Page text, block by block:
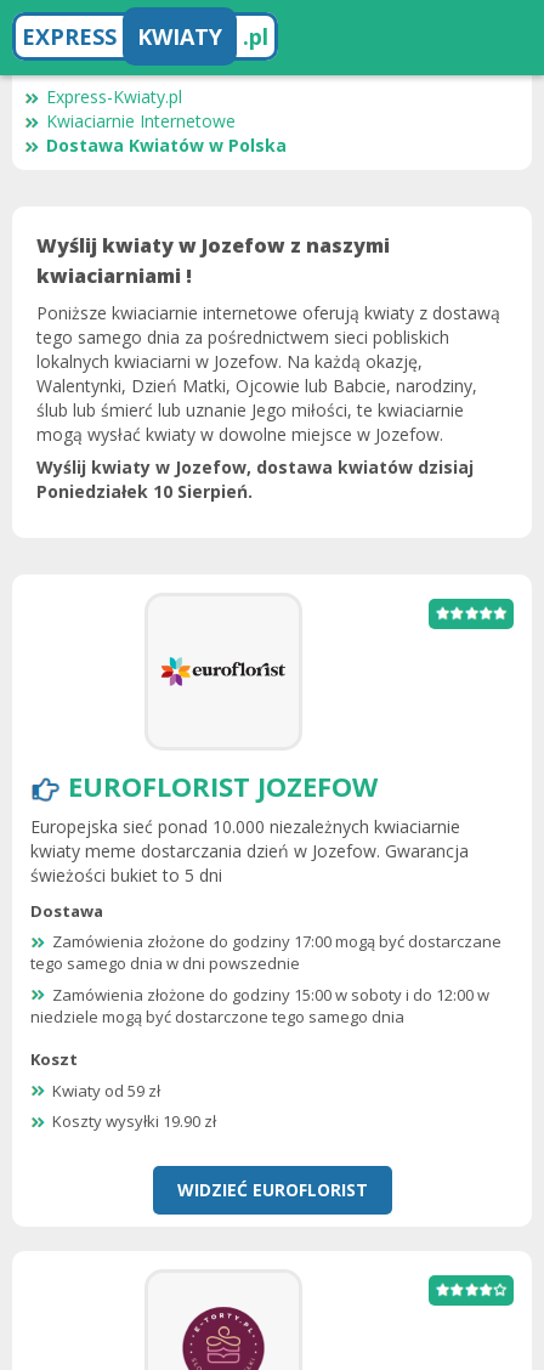
EXPRESS KWIATY .pl
Express-Kwiaty.pl
Kwiaciarnie Internetowe
Dostawa Kwiatów w Polska
Wyślij kwiaty w Jozefow z naszymi
kwiaciarniami !
Poniższe kwiaciarnie internetowe oferują kwiaty z dostawą
tego samego dnia za pośrednictwem sieci pobliskich
lokalnych kwiaciarni w Jozefow. Na każdą okazję,
Walentynki, Dzień Matki, Ojcowie lub Babcie, narodziny,
ślub lub śmierć lub uznanie Jego miłości, te kwiaciarnie
mogą wysłać kwiaty w dowolne miejsce w Jozefow.
Wyślij kwiaty w Jozefow, dostawa kwiatów dzisiaj
Poniedziałek 10 Sierpień.
EUROFLORIST JOZEFOW
Europejska sieć ponad 10.000 niezależnych kwiaciarnie
kwiaty meme dostarczania dzień w Jozefow. Gwarancja
świeżości bukiet to 5 dni
Dostawa
Zamówienia złożone do godziny 17:00 mogą być dostarczane
tego samego dnia w dni powszednie
Zamówienia złożone do godziny 15:00 w soboty i do 12:00 w
niedziele mogą być dostarczone tego samego dnia
Koszt
Kwiaty od 59 zł
Koszty wysyłki 19.90 zł
WIDZIEĆ EUROFLORIST